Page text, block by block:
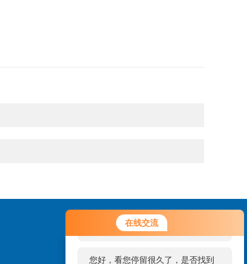
在线交流
您好！欢迎前来咨询，很高兴为您
服务，请问您要咨询什么问题呢？
您好，看您停留很久了，是否找到